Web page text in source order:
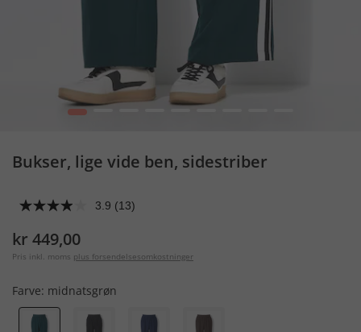
1
Bukser, lige vide ben, sidestriber
3.9 (13)
kr 449,00
Pris inkl. moms plus forsendelsesomkostninger
Farve: midnatsgrøn